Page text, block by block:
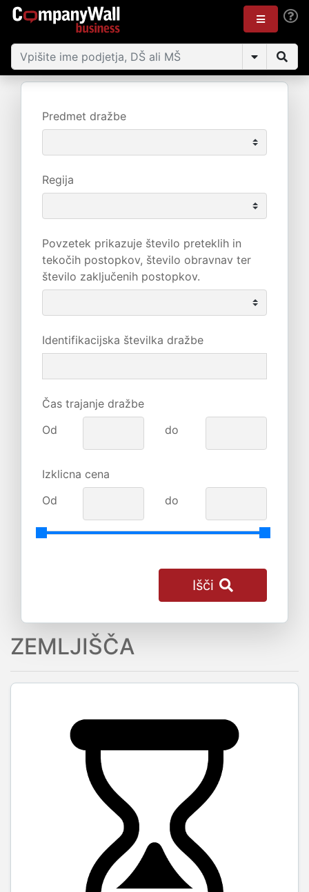
Predmet dražbe
Regija
Povzetek prikazuje število preteklih in
tekočih postopkov, število obravnav ter
število zaključenih postopkov.
Identifikacijska številka dražbe
Čas trajanje dražbe
Od
do
Izklicna cena
Od
do
Išči
ZEMLJIŠČA